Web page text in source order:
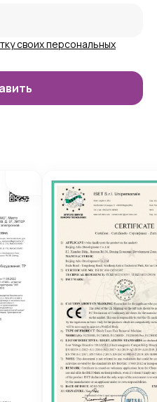
своих персональных